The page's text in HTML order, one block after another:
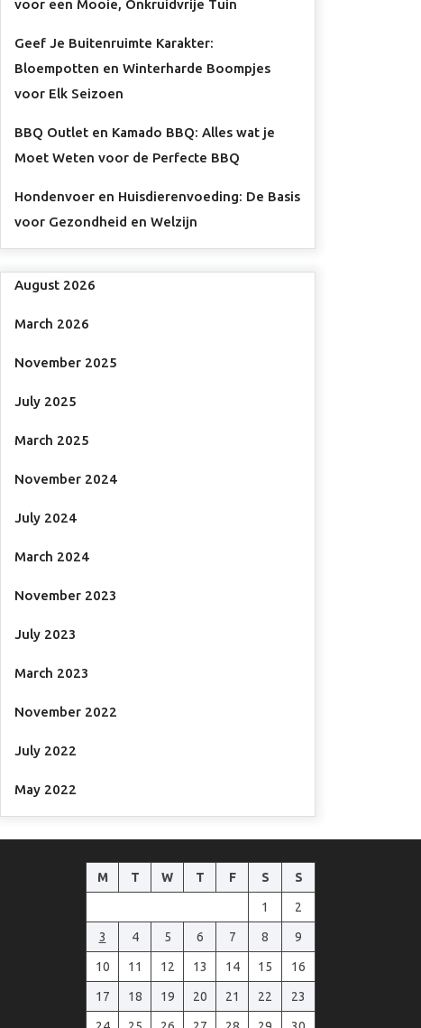
voor een Mooie, Onkruidvrije Tuin
Geef Je Buitenruimte Karakter:
Bloempotten en Winterharde Boompjes
voor Elk Seizoen
BBQ Outlet en Kamado BBQ: Alles wat je
Moet Weten voor de Perfecte BBQ
Hondenvoer en Huisdierenvoeding: De Basis
voor Gezondheid en Welzijn
August 2026
March 2026
November 2025
July 2025
March 2025
November 2024
July 2024
March 2024
November 2023
July 2023
March 2023
November 2022
July 2022
May 2022
M T W T F S S
1 2
3 4 5 6 7 8 9
10 11 12 13 14 15 16
17 18 19 20 21 22 23